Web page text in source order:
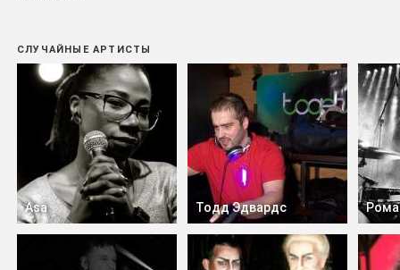
СЛУЧАЙНЫЕ АРТИСТЫ
Aṣa Тодд Эдвардс